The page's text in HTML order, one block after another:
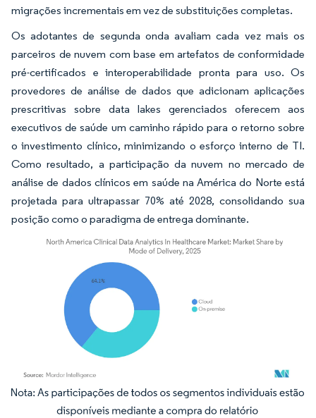
migrações incrementais em vez de substituições completas.
Os adotantes de segunda onda avaliam cada vez mais os
parceiros de nuvem com base em artefatos de conformidade
pré-certificados e interoperabilidade pronta para uso. Os
provedores de análise de dados que adicionam aplicações
prescritivas sobre data lakes gerenciados oferecem aos
executivos de saúde um caminho rápido para o retorno sobre
o investimento clínico, minimizando o esforço interno de TI.
Como resultado, a participação da nuvem no mercado de
análise de dados clínicos em saúde na América do Norte está
projetada para ultrapassar 70% até 2028, consolidando sua
posição como o paradigma de entrega dominante.
Imagem © Mordor Intelligence. O reuso requer atribuição conforme CC BY 4.0.